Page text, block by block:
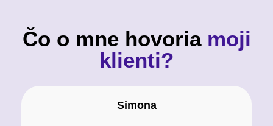
Čo o mne hovoriamoji
klienti?
Simona